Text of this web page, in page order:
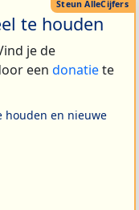
te houden
je de
een donatiete
houden en nieuwe